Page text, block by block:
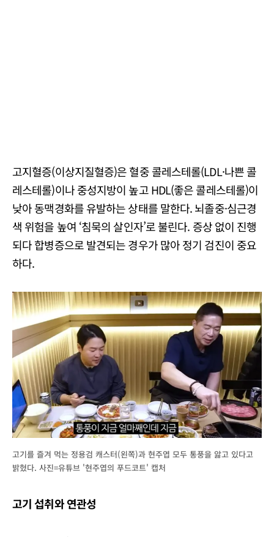
고지혈증(이상지질혈증)은 혈중 콜레스테롤(LDL·나쁜 콜
레스테롤)이나 중성지방이 높고 HDL(좋은 콜레스테롤)이
낮아 동맥경화를 유발하는 상태를 말한다. 뇌졸중·심근경
색 위험을 높여 ‘침묵의 살인자’로 불린다. 증상 없이 진행
되다 합병증으로 발견되는 경우가 많아 정기 검진이 중요
하다.
고기를 즐겨 먹는 정용검 캐스터(왼쪽)과 현주엽 모두 통풍을 앓고 있다고
밝혔다. 사진=유튜브 '현주엽의 푸드코트' 캡처
고기 섭취와 연관성